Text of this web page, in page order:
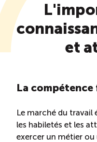
Descriptions de
Recrutement de
et
La
Le marché du travail
les habiletés et les
exercer un métier ou